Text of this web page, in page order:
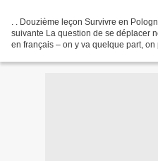
. . Douzième leçon Survivre en
suivante La question de se déplacer
en français – on y va quelque part, on